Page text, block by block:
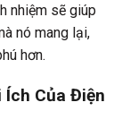
nhiệm sẽ giúp
nó mang lại,
hơn.
Ích Của Điện